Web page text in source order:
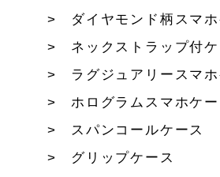
ダイヤモンド柄スマ
ネックストラップ付ケ
ラグジュアリースマ
ホログラムスマホケー
スパンコールケース
グリップケース